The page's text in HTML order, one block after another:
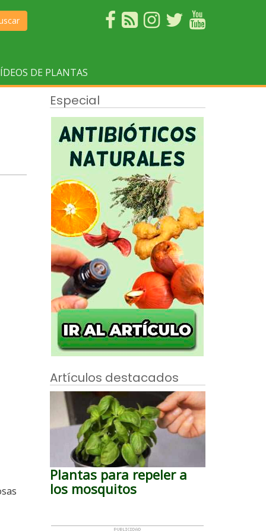
DE PLANTAS
Especial
Artículos destacados
Plantas para repeler a
los mosquitos